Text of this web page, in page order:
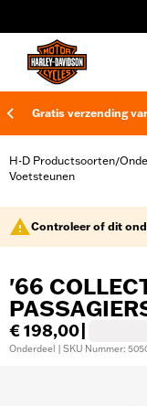
Gratis verzending
H-D Productsoorten/
Voetsteunen
Controleer of dit
'66
€ 198,00
Onderdeel | SKU Nummer: